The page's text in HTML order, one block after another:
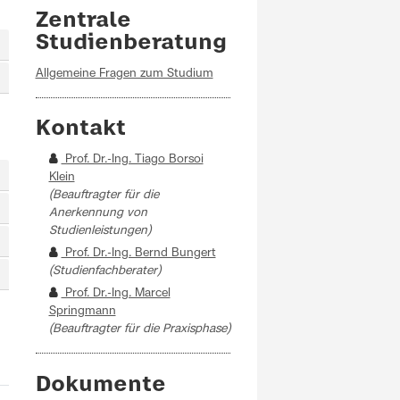
Zentrale
Studienberatung
Allgemeine Fragen zum Studium
Kontakt
Prof. Dr.-Ing. Tiago Borsoi
Klein
(Beauftragter für die
Anerkennung von
Studienleistungen)
Prof. Dr.-Ing. Bernd Bungert
(Studienfachberater)
Prof. Dr.-Ing. Marcel
Springmann
(Beauftragter für die Praxisphase)
Dokumente